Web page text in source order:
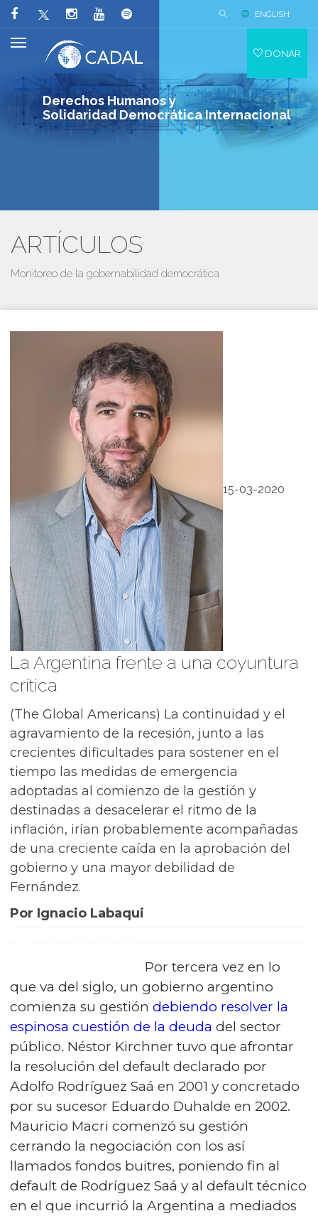
Derechos Humanos y
Solidaridad Democrática Internacional
ENGLISH
DONAR
ARTÍCULOS
Monitoreo de la gobernabilidad democrática
15-03-2020
La Argentina frente a una coyuntura
crítica
(The Global Americans) La continuidad y el
agravamiento de la recesión, junto a las
crecientes dificultades para sostener en el
tiempo las medidas de emergencia
adoptadas al comienzo de la gestión y
destinadas a desacelerar el ritmo de la
inflación, irían probablemente acompañadas
de una creciente caída en la aprobación del
gobierno y una mayor debilidad de
Fernández.
Por Ignacio Labaqui
Por tercera vez en lo
que va del siglo, un gobierno argentino
comienza su gestión debiendo resolver la
espinosa cuestión de la deuda del sector
público. Néstor Kirchner tuvo que afrontar
la resolución del default declarado por
Adolfo Rodríguez Saá en 2001 y concretado
por su sucesor Eduardo Duhalde en 2002.
Mauricio Macri comenzó su gestión
cerrando la negociación con los así
llamados fondos buitres, poniendo fin al
default de Rodríguez Saá y al default técnico
en el que incurrió la Argentina a mediados